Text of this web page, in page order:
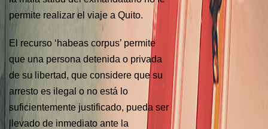
permite realizar el viaje a Quito.
El recurso ‘habeas corpus’ permite
que una persona detenida o privada
de su libertad, que considere que su
arresto es ilegal o no está lo
suficientemente justificado, pueda ser
llevado de inmediato ante la